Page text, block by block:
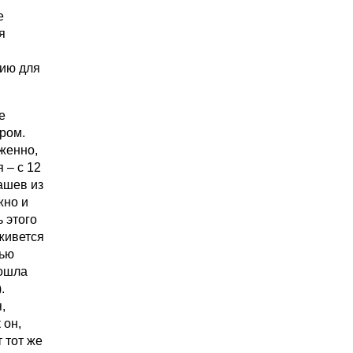
для
– с 12
из
и
он,
тот же